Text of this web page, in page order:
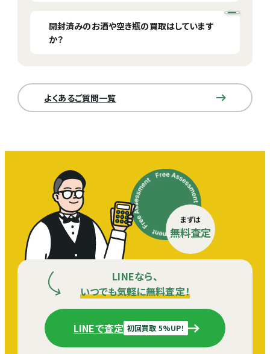
ざいます。お待ちいただく時間を短くするためにも事
前にLINE査定などをご利用していただくことをオス
スメいたします。
事前にご連絡をお願いいたします。場合によっては買
取できない場合もございます。お待ちいただく時間を
開封済みのお酒や空き瓶の買取はしています
か？
品防止の観点から買取しておりません。
よくあるご質問一覧
まずは
無料査定
LINEなら、
いつでも気軽に無料査定！
LINEで査定 初回買取 5%UP！